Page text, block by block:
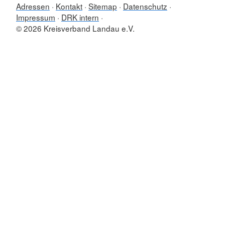
Adressen Kontakt Sitemap
Datenschutz
Impressum
DRK intern
© 2026 Kreisverband Landau e.V.